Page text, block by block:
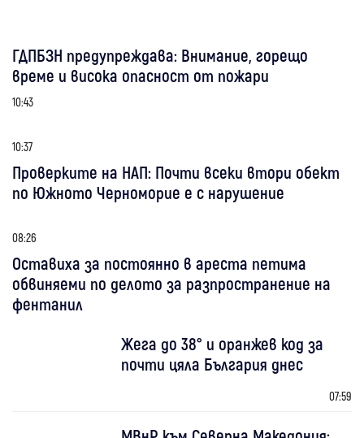
ГДПБЗН предупреждава: Внимание, горещо
време и висока опасност от пожари
10:43
10:37
Проверките на НАП: Почти всеки втори обект
по Южното Черноморие е с нарушение
08:26
Оставиха за постоянно в ареста петима
обвиняеми по делото за разпространение на
фентанил
Жега до 38° и оранжев код за
почти цяла България днес
07:59